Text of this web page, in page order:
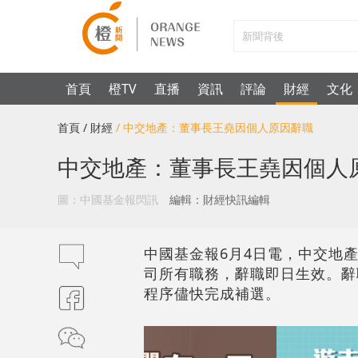
首頁 橙TV 直播 資訊 評論 財經 文化
首頁 / 財經 / 中交地產：董事長王堯因個人原因辭職
中交地產：董事長王堯因個人
圖：中國基金報閃訊 編輯：財經快訊編輯
中國基金報6月4日電，中交地
司所有職務，辭職即日生效。
程序儘快完成補選。